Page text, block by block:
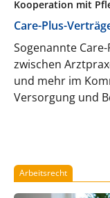
Kooperation mit
Care-Plus-
Sogenannte
zwischen
und mehr im
Versorgung und
Arbeitsrecht